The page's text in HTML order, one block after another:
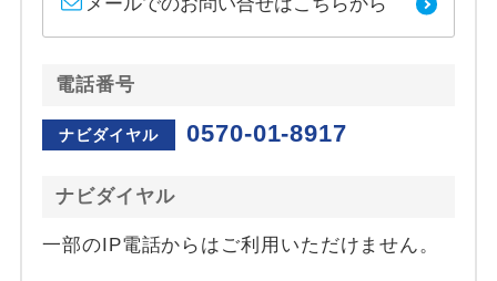
電話番号
ナビダイヤル 0570-01-8917
ナビダイヤル
一部のIP電話からはご利用いただけません。